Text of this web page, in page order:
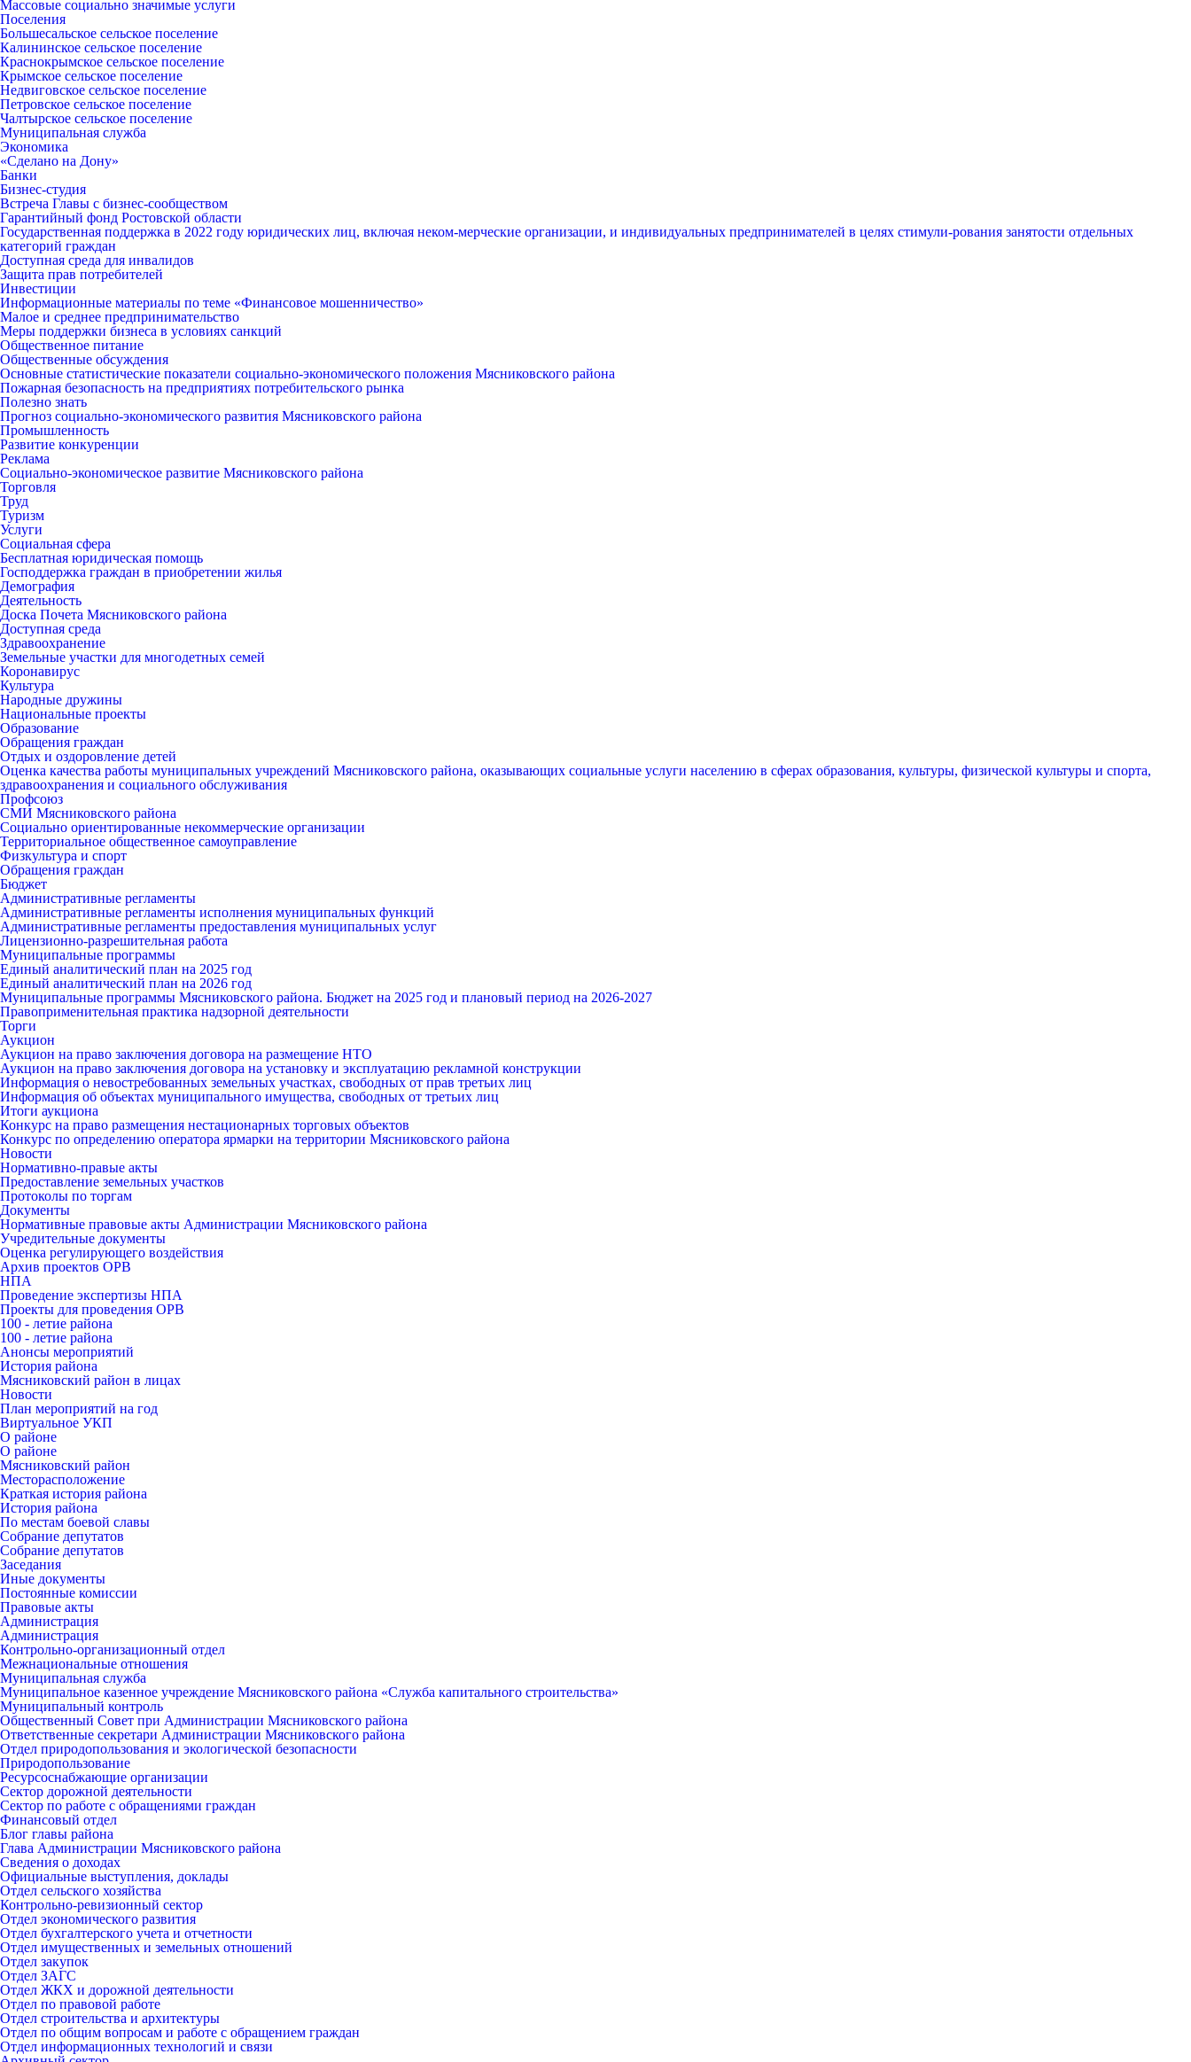
Массовые социально значимые услуги
Поселения
Большесальское сельское поселение
Калининское сельское поселение
Краснокрымское сельское поселение
Крымское сельское поселение
Недвиговское сельское поселение
Петровское сельское поселение
Чалтырское сельское поселение
Муниципальная служба
Экономика
«Сделано на Дону»
Банки
Бизнес-студия
Встреча Главы с бизнес-сообществом
Гарантийный фонд Ростовской области
Государственная поддержка в 2022 году юридических лиц, включая неком-мерческие организации, и индивидуальных предпринимателей в целях стимули-рования занятости отдельных
категорий граждан
Доступная среда для инвалидов
Защита прав потребителей
Инвестиции
Информационные материалы по теме «Финансовое мошенничество»
Малое и среднее предпринимательство
Меры поддержки бизнеса в условиях санкций
Общественное питание
Общественные обсуждения
Основные статистические показатели социально-экономического положения Мясниковского района
Пожарная безопасность на предприятиях потребительского рынка
Полезно знать
Прогноз социально-экономического развития Мясниковского района
Промышленность
Развитие конкуренции
Реклама
Социально-экономическое развитие Мясниковского района
Торговля
Труд
Туризм
Услуги
Социальная сфера
Бесплатная юридическая помощь
Господдержка граждан в приобретении жилья
Демография
Деятельность
Доска Почета Мясниковского района
Доступная среда
Здравоохранение
Земельные участки для многодетных семей
Коронавирус
Культура
Народные дружины
Национальные проекты
Образование
Обращения граждан
Отдых и оздоровление детей
Оценка качества работы муниципальных учреждений Мясниковского района, оказывающих социальные услуги населению в сферах образования, культуры, физической культуры и спорта,
здравоохранения и социального обслуживания
Профсоюз
СМИ Мясниковского района
Социально ориентированные некоммерческие организации
Территориальное общественное самоуправление
Физкультура и спорт
Обращения граждан
Бюджет
Административные регламенты
Административные регламенты исполнения муниципальных функций
Административные регламенты предоставления муниципальных услуг
Лицензионно-разрешительная работа
Муниципальные программы
Единый аналитический план на 2025 год
Единый аналитический план на 2026 год
Муниципальные программы Мясниковского района. Бюджет на 2025 год и плановый период на 2026-2027
Правоприменительная практика надзорной деятельности
Торги
Аукцион
Аукцион на право заключения договора на размещение НТО
Аукцион на право заключения договора на установку и эксплуатацию рекламной конструкции
Информация о невостребованных земельных участках, свободных от прав третьих лиц
Информация об объектах муниципального имущества, свободных от третьих лиц
Итоги аукциона
Конкурс на право размещения нестационарных торговых объектов
Конкурс по определению оператора ярмарки на территории Мясниковского района
Новости
Нормативно-правые акты
Предоставление земельных участков
Протоколы по торгам
Документы
Нормативные правовые акты Администрации Мясниковского района
Учредительные документы
Оценка регулирующего воздействия
Архив проектов ОРВ
НПА
Проведение экспертизы НПА
Проекты для проведения ОРВ
100 - летие района
100 - летие района
Анонсы мероприятий
История района
Мясниковский район в лицах
Новости
План мероприятий на год
Виртуальное УКП
О районе
О районе
Мясниковский район
Месторасположение
Краткая история района
История района
По местам боевой славы
Собрание депутатов
Собрание депутатов
Заседания
Иные документы
Постоянные комиссии
Правовые акты
Администрация
Администрация
Контрольно-организационный отдел
Межнациональные отношения
Муниципальная служба
Муниципальное казенное учреждение Мясниковского района «Служба капитального строительства»
Муниципальный контроль
Общественный Совет при Администрации Мясниковского района
Ответственные секретари Администрации Мясниковского района
Отдел природопользования и экологической безопасности
Природопользование
Ресурсоснабжающие организации
Сектор дорожной деятельности
Сектор по работе с обращениями граждан
Финансовый отдел
Блог главы района
Глава Администрации Мясниковского района
Сведения о доходах
Официальные выступления, доклады
Отдел сельского хозяйства
Контрольно-ревизионный сектор
Отдел экономического развития
Отдел бухгалтерского учета и отчетности
Отдел имущественных и земельных отношений
Отдел закупок
Отдел ЗАГС
Отдел ЖКХ и дорожной деятельности
Отдел по правовой работе
Отдел строительства и архитектуры
Отдел по общим вопросам и работе с обращением граждан
Отдел информационных технологий и связи